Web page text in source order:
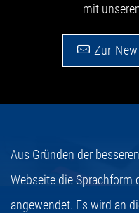
mit
Zur
Aus Gründen der
Webseite die Sprachform
angewendet. Es wird an